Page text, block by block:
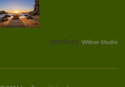
gentileza: Witran Studio